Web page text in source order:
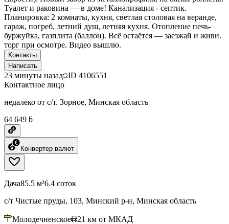
Туалет и раковина — в доме! Канализация - септик.
Планировка: 2 комнаты, кухня, светлая столовая на веранде,
гараж, погреб, летний душ, летняя кухня. Отопление печь-
буржуйка, газплита (баллон). Всё остаётся — заезжай и живи.
торг при осмотре. Видео вышлю.
Контакты
Написать
23 минуты назад ID 4106551
Контактное лицо
недалеко от с/т. Зорное, Минская область
64 649 ƃ
Конвертер валют
Дача85.5 м²6.4 соток
с/т Чистые пруды, 103, Минский р-н, Минская область
Молодечненское 21 км от МКАД